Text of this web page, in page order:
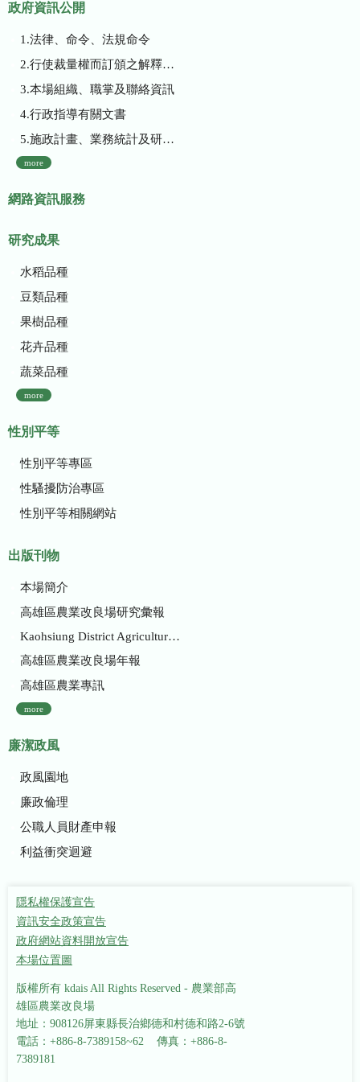
政府資訊公開
1.法律、命令、法規命令
2.行使裁量權而訂頒之解釋性規定及裁量基準
3.本場組織、職掌及聯絡資訊
4.行政指導有關文書
5.施政計畫、業務統計及研究報告
more
網路資訊服務
研究成果
水稻品種
豆類品種
果樹品種
花卉品種
蔬菜品種
more
性別平等
性別平等專區
性騷擾防治專區
性別平等相關網站
出版刊物
本場簡介
高雄區農業改良場研究彙報
Kaohsiung District Agricultural Research and Extension Station
高雄區農業改良場年報
高雄區農業專訊
more
廉潔政風
政風園地
廉政倫理
公職人員財產申報
利益衝突迴避
隱私權保護宣告
資訊安全政策宣告
政府網站資料開放宣告
本場位置圖
版權所有 kdais All Rights Reserved - 農業部高
雄區農業改良場
地址：908126屏東縣長治鄉德和村德和路2-6號
電話：+886-8-7389158~62 傳真：+886-8-
7389181